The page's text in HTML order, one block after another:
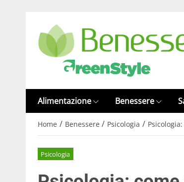
Alimentazione Benessere
Home / Benessere / Psicologia /
Psicologia